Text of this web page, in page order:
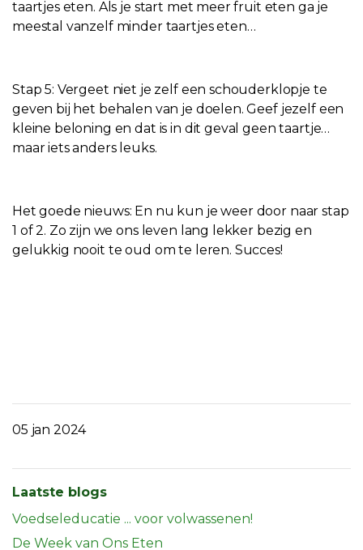
taartjes eten. Als je start met meer fruit eten ga je
meestal vanzelf minder taartjes eten…
Stap 5: Vergeet niet je zelf een schouderklopje te
geven bij het behalen van je doelen. Geef jezelf een
kleine beloning en dat is in dit geval geen taartje…
maar iets anders leuks.
Het goede nieuws: En nu kun je weer door naar stap
1 of 2. Zo zijn we ons leven lang lekker bezig en
gelukkig nooit te oud om te leren. Succes!
05 jan 2024
Laatste blogs
Voedseleducatie ... voor volwassenen!
De Week van Ons Eten